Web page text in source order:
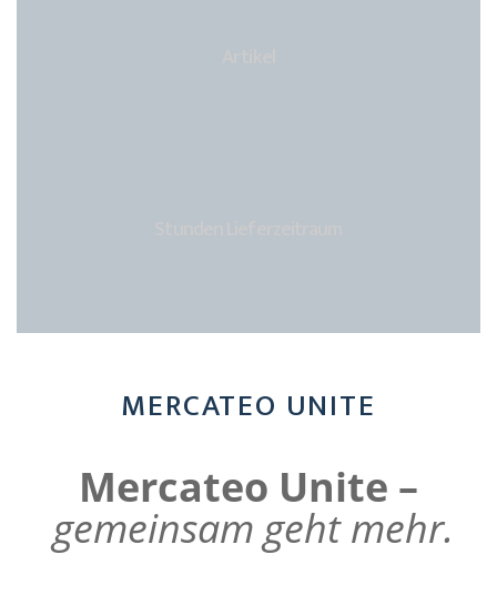
MERCATEO UNITE
Mercateo Unite –
gemeinsam geht mehr.